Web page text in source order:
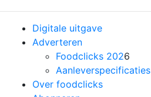
Digitale uitgave
Adverteren
Foodclicks 2026
Aanleverspecificaties
Over foodclicks